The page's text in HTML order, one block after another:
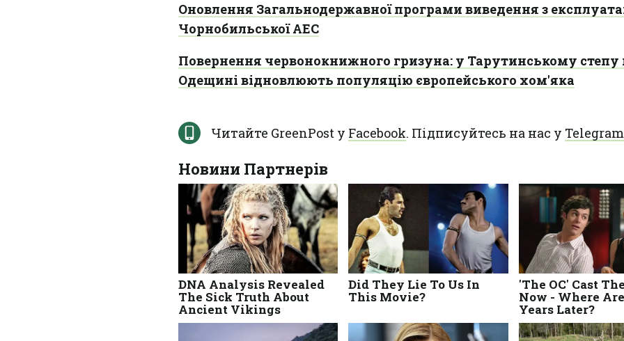
Оновлення Загальнодержавної програми виведення з
Чорнобильської АЕС
Повернення червонокнижного гризуна: у Тарутинському степу
Одещині відновлюють популяцію європейського хом'яка
Читайте GreenPost у Facebook. Підписуйтесь на нас у Telegram